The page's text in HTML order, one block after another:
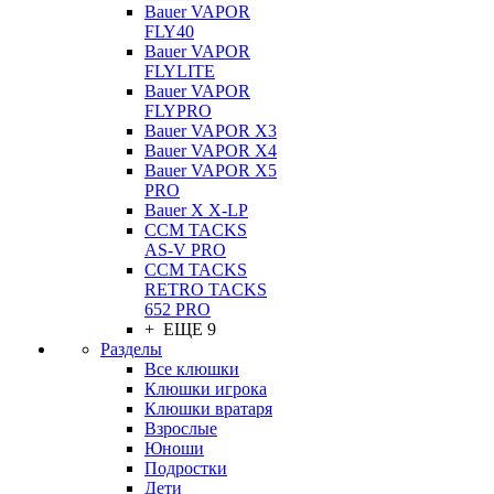
Bauer VAPOR
FLY40
Bauer VAPOR
FLYLITE
Bauer VAPOR
FLYPRO
Bauer VAPOR X3
Bauer VAPOR X4
Bauer VAPOR X5
PRO
Bauer X X-LP
CCM TACKS
AS-V PRO
CCM TACKS
RETRO TACKS
652 PRO
+ ЕЩЕ 9
Разделы
Все клюшки
Клюшки игрока
Клюшки вратаря
Взрослые
Юноши
Подростки
Дети